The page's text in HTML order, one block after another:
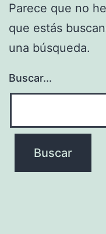
Parece que no
que estás
una búsqueda.
Buscar...